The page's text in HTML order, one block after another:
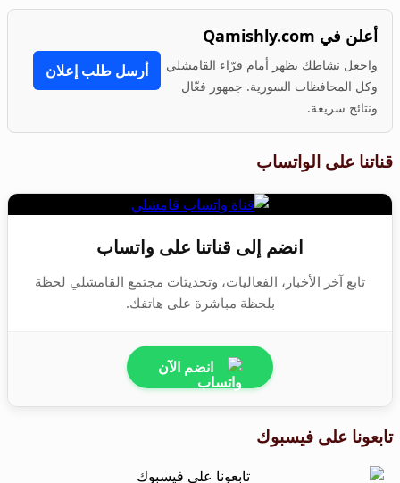
أعلن في Qamishly.com
واجعل نشاطك يظهر أمام قرّاء القامشلي
وكل المحافظات السورية. جمهور فعّال
ونتائج سريعة.
أرسل طلب إعلان
قناتنا على الواتساب
انضم إلى قناتنا على واتساب
تابع آخر الأخبار، الفعاليات، وتحديثات مجتمع القامشلي لحظة
بلحظة مباشرة على هاتفك.
انضم الآن
تابعونا على فيسبوك